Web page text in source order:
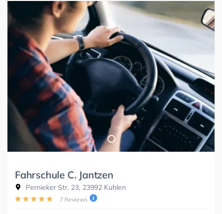
Fahrschule C. Jantzen
Pernieker Str. 23, 23992 Kuhlen
7 Reviews